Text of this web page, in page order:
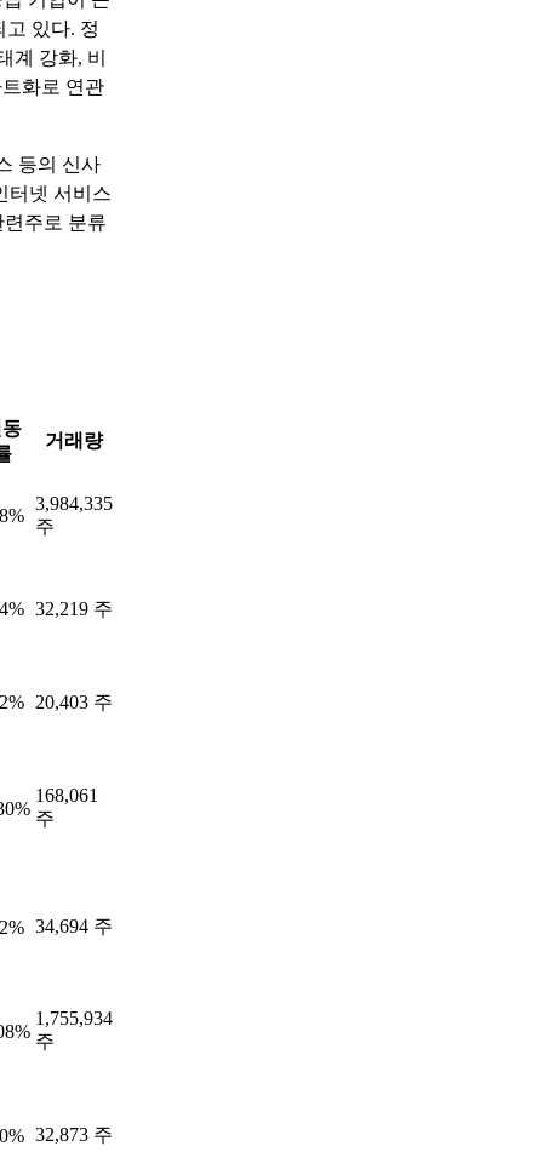
고 있다. 정
계 강화, 비
화로 연관
등의 신사
터넷 서비스
주로 분류
거래량
3,984,335
주
32,219 주
20,403 주
168,061
주
34,694 주
1,755,934
주
32,873 주